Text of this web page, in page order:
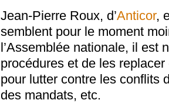
Jean-Pierre Roux, d’Anticor,
semblent pour le moment
l’Assemblée nationale, il est
procédures et de les
pour lutter contre les conflits
des mandats, etc.